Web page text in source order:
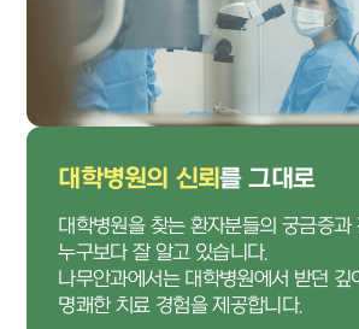
대학병원의 신뢰를 그대로
대학병원을 찾는 환자분들의 궁금증과
누구보다 잘 알고 있습니다.
나무안과에서는 대학병원에서 받던 깊
명쾌한 치료 경험을 제공합니다.